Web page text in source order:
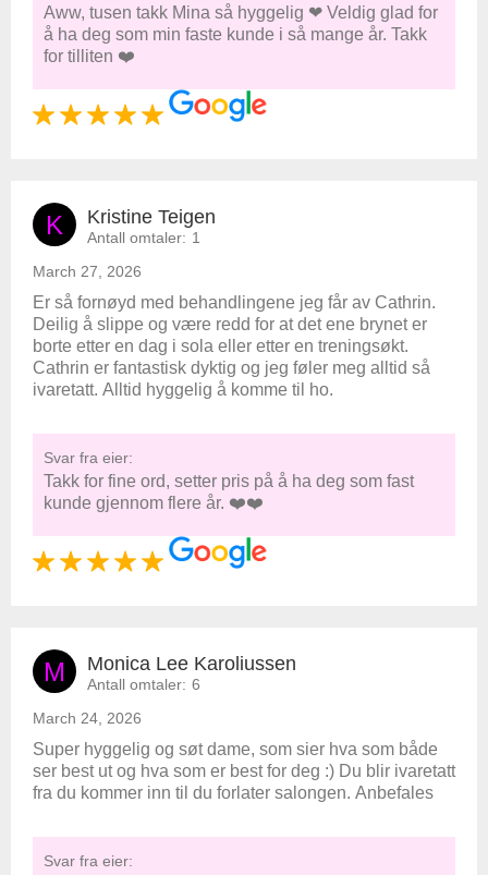
Aww, tusen takk Mina så hyggelig ❤ Veldig glad for
å ha deg som min faste kunde i så mange år. Takk
for tilliten ❤️
K Kristine Teigen
Antall omtaler: 1
March 27, 2026
Er så fornøyd med behandlingene jeg får av Cathrin.
Deilig å slippe og være redd for at det ene brynet er
borte etter en dag i sola eller etter en treningsøkt.
Cathrin er fantastisk dyktig og jeg føler meg alltid så
ivaretatt. Alltid hyggelig å komme til ho.
Svar fra eier:
Takk for fine ord, setter pris på å ha deg som fast
kunde gjennom flere år. ❤️❤️
M Monica Lee Karoliussen
Antall omtaler: 6
March 24, 2026
Super hyggelig og søt dame, som sier hva som både
ser best ut og hva som er best for deg :) Du blir ivaretatt
fra du kommer inn til du forlater salongen. Anbefales
Svar fra eier: